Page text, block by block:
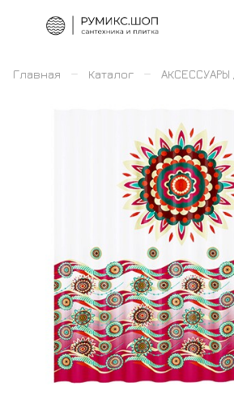
Главная – Каталог – АКСЕССУАРЫ